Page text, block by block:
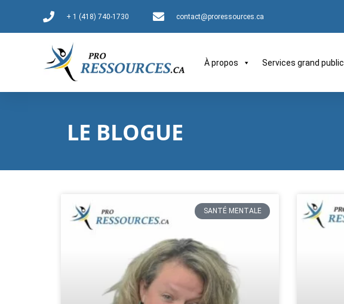
+ 1 (418) 740-1730 contact@proressources.ca
À propos Services grand public
LE BLOGUE
SANTÉ MENTALE